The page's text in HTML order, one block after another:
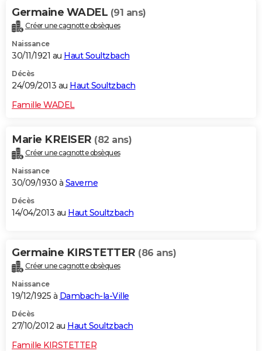
Germaine WADEL (91 ans)
Créer une cagnotte obsèques
Naissance
30/11/1921 au Haut Soultzbach
Décès
24/09/2013 au Haut Soultzbach
Famille WADEL
Marie KREISER (82 ans)
Créer une cagnotte obsèques
Naissance
30/09/1930 à Saverne
Décès
14/04/2013 au Haut Soultzbach
Germaine KIRSTETTER (86 ans)
Créer une cagnotte obsèques
Naissance
19/12/1925 à Dambach-la-Ville
Décès
27/10/2012 au Haut Soultzbach
Famille KIRSTETTER